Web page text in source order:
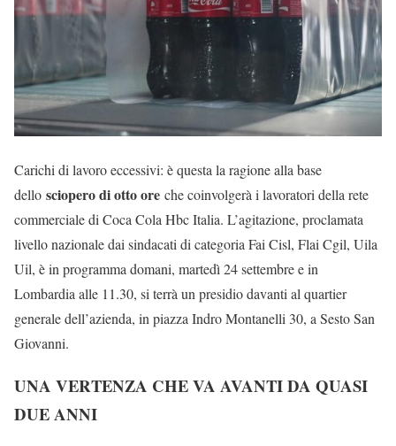
Carichi di lavoro eccessivi: è questa la ragione alla base
dello sciopero di otto ore che coinvolgerà i lavoratori della rete
commerciale di Coca Cola Hbc Italia. L’agitazione, proclamata
livello nazionale dai sindacati di categoria Fai Cisl, Flai Cgil, Uila
Uil, è in programma domani, martedì 24 settembre e in
Lombardia alle 11.30, si terrà un presidio davanti al quartier
generale dell’azienda, in piazza Indro Montanelli 30, a Sesto San
Giovanni.
UNA VERTENZA CHE VA AVANTI DA QUASI
DUE ANNI